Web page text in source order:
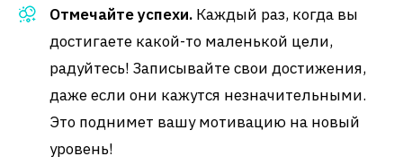
Отмечайте успехи. Каждый раз, когда вы
достигаете какой-то маленькой цели,
радуйтесь! Записывайте свои достижения,
даже если они кажутся незначительными.
Это поднимет вашу мотивацию на новый
уровень!